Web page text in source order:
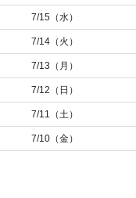
7/15（水）
7/14（火）
7/13（月）
7/12（日）
7/11（土）
7/10（金）